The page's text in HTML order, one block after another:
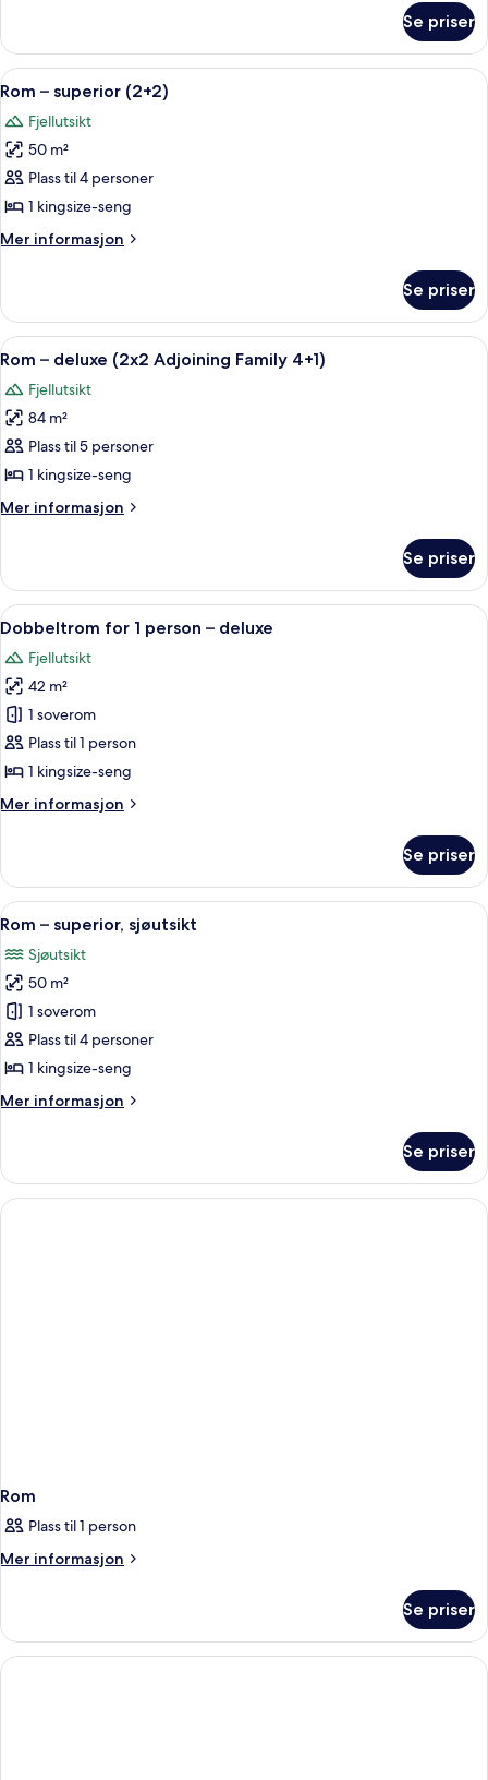
Family
4+2)
–
deluxe
(2x2
Family
4+2)
Se priser
Åpne
alle
bildene
av
Rom
–
superior
(2+2)
Sengetøy av topp kvalitet,
4
Rom – superior (2+2)
Fjellutsikt
50 m²
Plass til 4 personer
1 kingsize-seng
Mer informasjon
Mer
–
superior
(2+2)
Se priser
Åpne
alle
bildene
av
Rom
–
deluxe
(2x2
Family
4+1)
Sengetøy av topp kvalitet,
3
Rom – deluxe (2x2 Adjoining Family 4+1)
Fjellutsikt
84 m²
Plass til 5 personer
1 kingsize-seng
Mer informasjon
Mer
–
deluxe
(2x2
Family
4+1)
Se priser
Åpne
alle
bildene
av
Dobbeltrom
for
1
–
Sengetøy av topp kvalitet,
3
Dobbeltrom for 1 person – deluxe
Fjellutsikt
42 m²
1 soverom
Plass til 1 person
1 kingsize-seng
Mer informasjon
Mer
for
person
deluxe
Se priser
Åpne
alle
bildene
av
Rom
–
superior,
Sengetøy av topp kvalitet,
5
Rom – superior, sjøutsikt
Sjøutsikt
50 m²
1 soverom
Plass til 4 personer
1 kingsize-seng
Mer informasjon
Mer
–
superior,
sjøutsikt
Se priser
Rom
Plass til 1 person
Mer informasjon
Mer
Se priser